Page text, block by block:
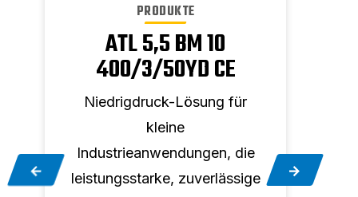
PRODUKTE
ATL 5,5 BM 10
400/3/50YD CE
Niedrigdruck-Lösung für
kleine
Industrieanwendungen, die
leistungsstarke, zuverlässige